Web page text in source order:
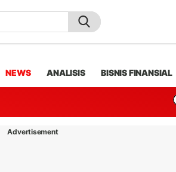
NEWS ANALISIS BISNIS FINANSIAL
Advertisement